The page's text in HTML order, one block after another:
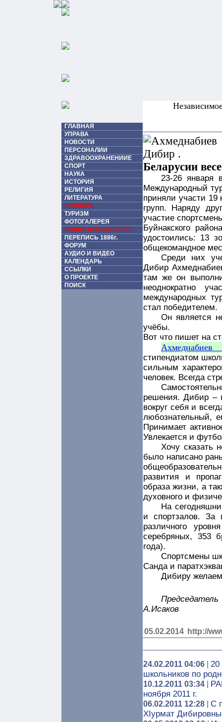
ГЛАВНАЯ
УПРАВА
НОВОСТИ
ПЕРСОНАЛИИ
ЗДРАВООХРАНЕНИИЕ
СПОРТ
НАУКА
ИСТОРИЯ
РЕЛИГИЯ
ЛИТЕРАТУРА
СЛОВАРЬ
ТУРИЗМ
ФОТОГАЛЕРЕЯ
НОВАЯ ФОТОГАЛЕРЕЯ
ПЕРЕПИСЬ 1886г.
ФОРУМ
АУДИО И ВИДЕО
КАЛЕНДАРЬ
ССЫЛКИ
О ПРОЕКТЕ
ПОИСК
Беларусии
23-26 января
Международный
приняли участи 19
групп. Наряду
участие
Буйнакского
удостоились: 13
общекомандное
Среди них
Дибир
там же он
неоднократно
международных
стал победителем.
Он является
учёбы.
Вот что пишет на
стипендиатом
сильным
человек. Всегда
решения. Дибир –
вокруг себя и
любознательный,
Принимает
Увлекается и
Хочу сказать
было написано
развития и
образа жизни, а
духовного и
На
и спортзалов. За
различного
серебряных, 353
года).
Спортсмены
Санда и
Дибиру
А.Исаков
05.02.2014 http://
24.02.2011 04:06
20
школьников по
10.12.2011 03:34
ноября 2011 г.
06.02.2011 12:28
C
ХIурмат Дибировны